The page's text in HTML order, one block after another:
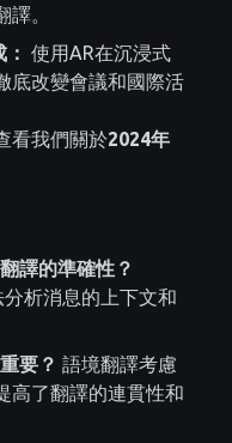
。
使用AR在沉浸式
底改變會議和國際活
看我們關於2024年
譯的準確性？
析消息的上下文和
要？ 語境翻譯考慮
高了翻譯的連貫性和